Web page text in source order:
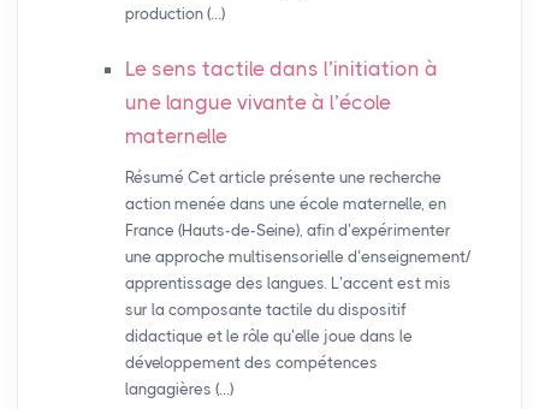
production (…)
Le sens tactile dans l’initiation à
une langue vivante à l’école
maternelle
Résumé Cet article présente une recherche
action menée dans une école maternelle, en
France (Hauts-de-Seine), afin d’expérimenter
une approche multisensorielle d’enseignement/
apprentissage des langues. L’accent est mis
sur la composante tactile du dispositif
didactique et le rôle qu’elle joue dans le
développement des compétences
langagières (…)